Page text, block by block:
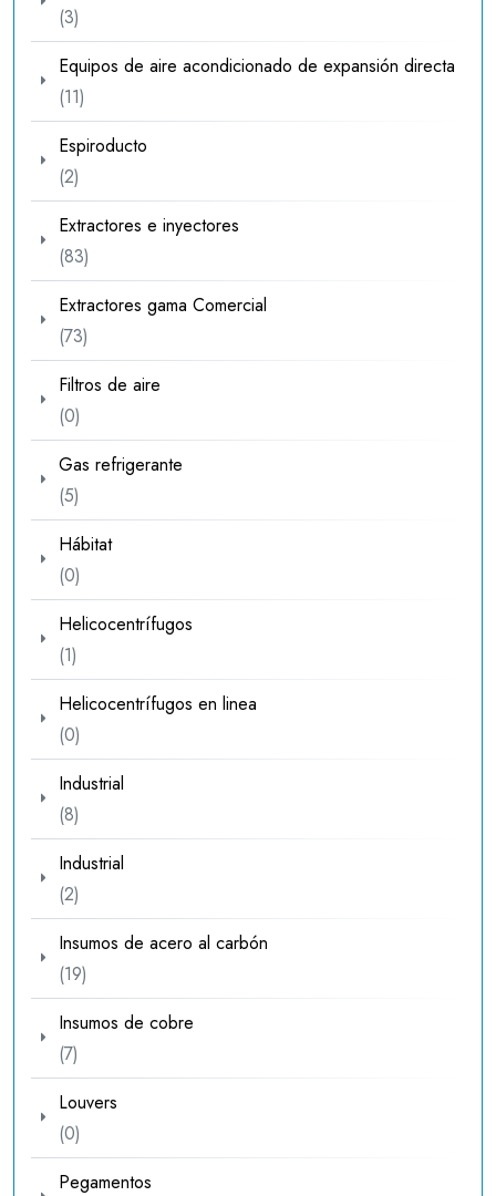
33
productos
Equipos de aire acondicionado de expansión directa
1111
productos
Espiroducto
22
productos
Extractores e inyectores
8383
productos
Extractores gama Comercial
7373
productos
Filtros de aire
00
productos
Gas refrigerante
55
productos
Hábitat
00
productos
Helicocentrífugos
11
producto
Helicocentrífugos en linea
00
productos
Industrial
88
productos
Industrial
22
productos
Insumos de acero al carbón
1919
productos
Insumos de cobre
77
productos
Louvers
00
productos
Pegamentos